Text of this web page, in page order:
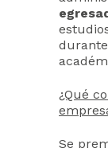
¿Qué
Se